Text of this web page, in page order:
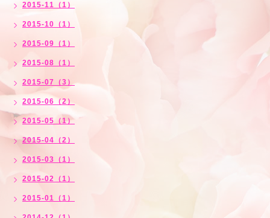
2015-11（1）
2015-10（1）
2015-09（1）
2015-08（1）
2015-07（3）
2015-06（2）
2015-05（1）
2015-04（2）
2015-03（1）
2015-02（1）
2015-01（1）